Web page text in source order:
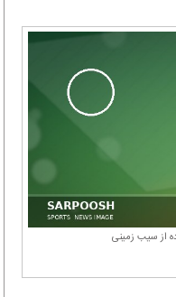
از سیب زمینی